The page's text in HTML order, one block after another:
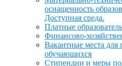
оснащенность
Доступная среда.
Платные
Финансово-
Вакантные места для
обучающихся
Стипендии и меры